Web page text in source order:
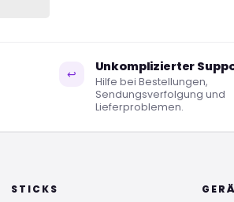
↩ Unkomplizierter
Hilfe bei Bestellungen,
Sendungsverfolgung und
Lieferproblemen.
STICKS